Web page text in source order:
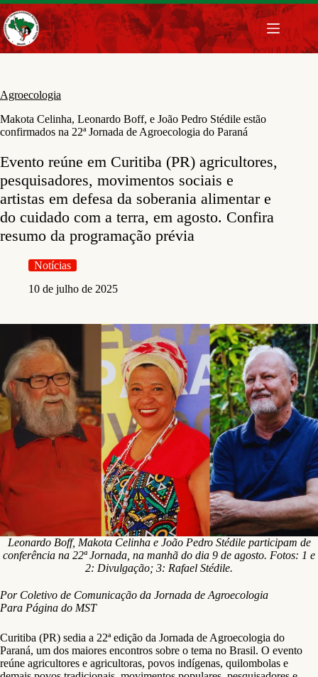
Pular
para
o
conteúdo
Agroecologia
Makota Celinha, Leonardo Boff, e João Pedro Stédile estão
confirmados na 22ª Jornada de Agroecologia do Paraná
Evento reúne em Curitiba (PR) agricultores,
pesquisadores, movimentos sociais e
artistas em defesa da soberania alimentar e
do cuidado com a terra, em agosto. Confira
resumo da programação prévia
Notícias
10 de julho de 2025
Leonardo Boff, Makota Celinha e João Pedro Stédile participam de
conferência na 22ª Jornada, na manhã do dia 9 de agosto. Fotos: 1 e
2: Divulgação; 3: Rafael Stédile.
Por Coletivo de Comunicação da Jornada de Agroecologia
Para Página do MST
Curitiba (PR) sedia a 22ª edição da Jornada de Agroecologia do
Paraná, um dos maiores encontros sobre o tema no Brasil. O evento
reúne agricultores e agricultoras, povos indígenas, quilombolas e